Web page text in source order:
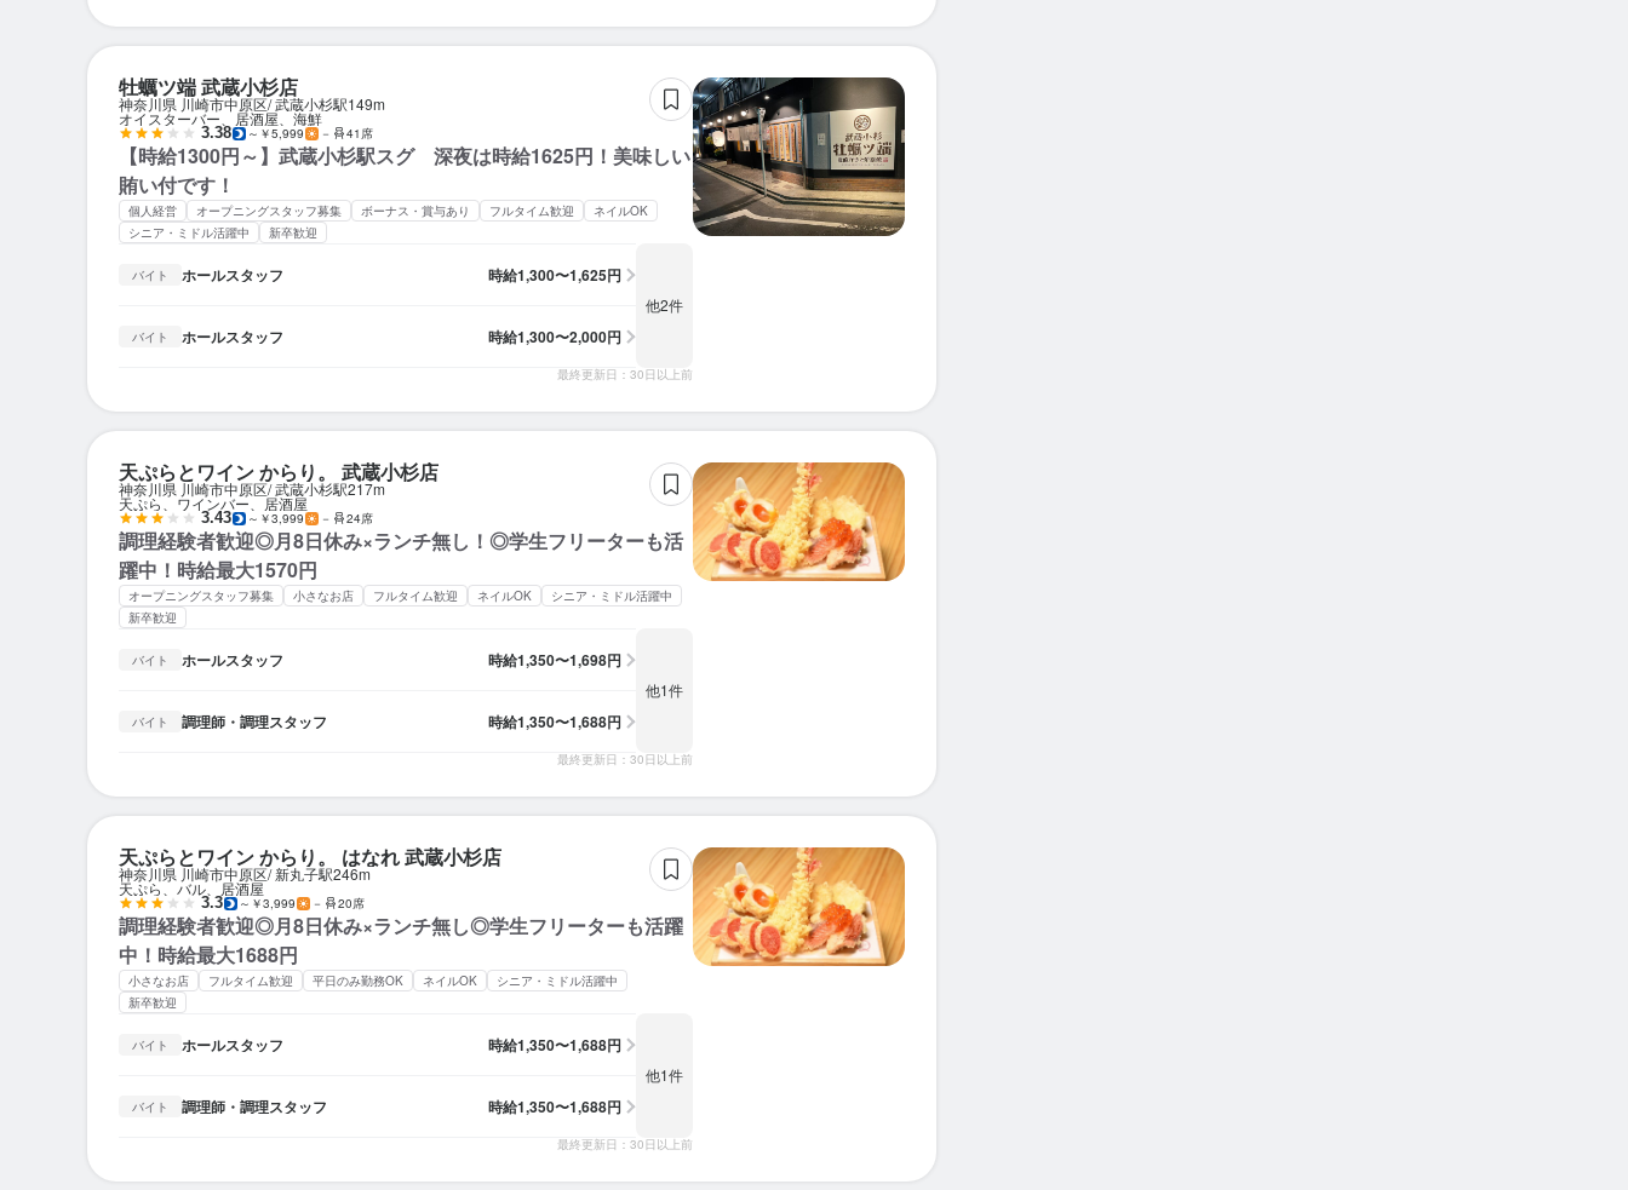
牡蠣ツ端 武蔵小杉店
神奈川県 川崎市中原区 武蔵小杉駅149m
オイスターバー、居酒屋、海鮮
3.38 ～￥5,999 － 41席
【時給1300円～】武蔵小杉駅スグ 深夜は時給1625円！美味しい
賄い付です！
個人経営 オープニングスタッフ募集 ボーナス・賞与あり フルタイム歓迎
ネイルOK
シニア・ミドル活躍中
新卒歓迎
バイト ホールスタッフ 時給1,300〜1,625円
バイト ホールスタッフ 時給1,300〜2,000円
他2件
最終更新日：30日以上前
天ぷらとワイン からり。 武蔵小杉店
神奈川県 川崎市中原区 武蔵小杉駅217m
天ぷら、ワインバー、居酒屋
3.43 ～￥3,999 － 24席
調理経験者歓迎◎月8日休み×ランチ無し！◎学生フリーターも活
躍中！時給最大1570円
オープニングスタッフ募集 小さなお店 フルタイム歓迎 ネイルOK
シニア・ミドル活躍中
新卒歓迎
バイト ホールスタッフ 時給1,350〜1,698円
バイト 調理師・調理スタッフ 時給1,350〜1,688円
他1件
最終更新日：30日以上前
天ぷらとワイン からり。 はなれ 武蔵小杉店
神奈川県 川崎市中原区 新丸子駅246m
天ぷら、バル、居酒屋
3.3 ～￥3,999 － 20席
調理経験者歓迎◎月8日休み×ランチ無し◎学生フリーターも活躍
中！時給最大1688円
小さなお店 フルタイム歓迎 平日のみ勤務OK ネイルOK
シニア・ミドル活躍中
新卒歓迎
バイト ホールスタッフ 時給1,350〜1,688円
バイト 調理師・調理スタッフ 時給1,350〜1,688円
他1件
最終更新日：30日以上前
求人を選択する
バイト ホールスタッフ
求人を選択する
バイト ホールスタッフ
バイト 調理師・調理スタッフ
求人を選択する
バイト ホールスタッフ
バイト 調理補助
求人を選択する
バイト ホールスタッフ
バイト 調理師・調理スタッフ
求人を選択する
バイト ホールスタッフ
バイト ホールスタッフ
求人を選択する
バイト ホールスタッフ
バイト 調理師・調理スタッフ
求人を選択する
バイト ホールスタッフ
バイト 調理師・調理スタッフ
求人を選択する
バイト ホールスタッフ
求人を選択する
バイト ホールスタッフ
求人を選択する
バイト ホールスタッフ
バイト 調理師・調理スタッフ
求人を選択する
バイト ホールスタッフ
バイト 調理師・調理スタッフ
求人を選択する
バイト ホールスタッフ
求人を選択する
バイト ホールスタッフ
求人を選択する
バイト ホールスタッフ